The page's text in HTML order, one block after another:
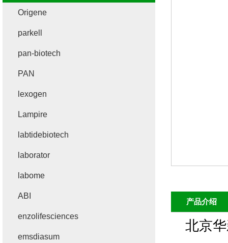
产品介绍
北京
Origene
parkell
pan-biotech
PAN
lexogen
Lampire
labtidebiotech
laborator
labome
ABI
enzolifesciences
emsdiasum